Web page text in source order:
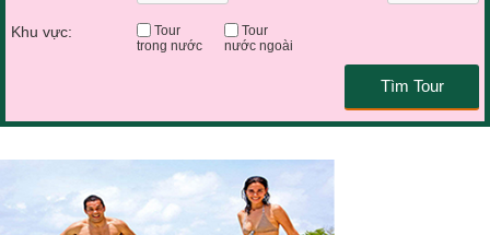
Khu vực:
Tour
trong nước
Tour
nước ngoài
Tìm Tour